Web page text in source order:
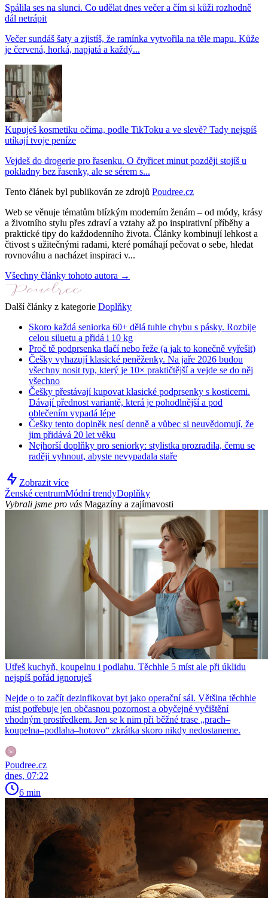
Spálila ses na slunci. Co udělat dnes večer a čím si kůži rozhodně
dál netrápit
Večer sundáš šaty a zjistíš, že ramínka vytvořila na těle mapu. Kůže
je červená, horká, napjatá a každý...
Kupuješ kosmetiku očima, podle TikToku a ve slevě? Tady nejspíš
utíkají tvoje peníze
Vejdeš do drogerie pro řasenku. O čtyřicet minut později stojíš u
pokladny bez řasenky, ale se sérem s...
Tento článek byl publikován ze zdrojů Poudree.cz
Web se věnuje tématům blízkým moderním ženám – od módy, krásy
a životního stylu přes zdraví a vztahy až po inspirativní příběhy a
praktické tipy do každodenního života. Články kombinují lehkost a
čtivost s užitečnými radami, které pomáhají pečovat o sebe, hledat
rovnováhu a nacházet inspiraci v...
Všechny články tohoto autora →
Další články z kategorie Doplňky
Skoro každá seniorka 60+ dělá tuhle chybu s pásky. Rozbije
celou siluetu a přidá i 10 kg
Proč tě podprsenka tlačí nebo řeže (a jak to konečně vyřešit)
Češky vyhazují klasické peněženky. Na jaře 2026 budou
všechny nosit typ, který je 10× praktičtější a vejde se do něj
všechno
Češky přestávají kupovat klasické podprsenky s kosticemi.
Dávají přednost variantě, která je pohodlnější a pod
oblečením vypadá lépe
Češky tento doplněk nesí denně a vůbec si neuvědomují, že
jim přidává 20 let věku
Nejhorší doplňky pro seniorky: stylistka prozradila, čemu se
raději vyhnout, abyste nevypadala staře
Zobrazit více
Ženské centrumMódní trendyDoplňky
Vybrali jsme pro vás Magazíny a zajímavosti
Utřeš kuchyň, koupelnu i podlahu. Těchhle 5 míst ale při úklidu
nejspíš pořád ignoruješ
Nejde o to začít dezinfikovat byt jako operační sál. Většina těchhle
míst potřebuje jen občasnou pozornost a obyčejné vyčištění
vhodným prostředkem. Jen se k nim při běžné trase „prach–
koupelna–podlaha–hotovo“ zkrátka skoro nikdy nedostaneme.
Poudree.cz
dnes, 07:22
6 min